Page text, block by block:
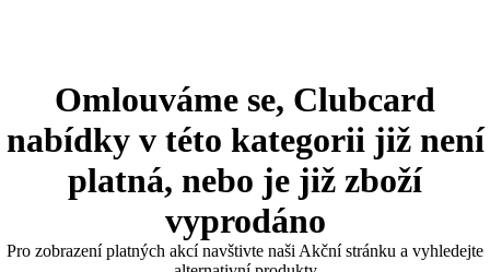
Omlouváme se, Clubcard
nabídky v této kategorii již není
platná, nebo je již zboží
vyprodáno
Pro zobrazení platných akcí navštivte naši Akční stránku a vyhledejte